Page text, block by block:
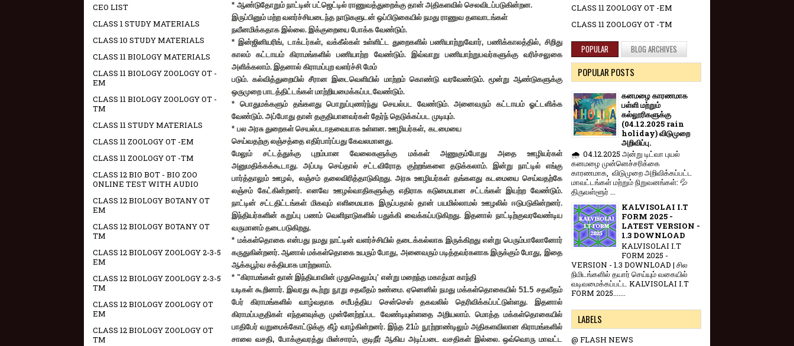
* ஆண்டுதோறும் நாட்டின் பட்ஜெட்டில் ராணுவத்துறைக்கு தான் அதிகளவில் செலவிடப்படுகின்றன.
இருப்பினும் மற்ற வளர்ச்சியடைந்த நாடுகளுடன் ஒப்பிடுகையில் நமது ராணுவ தளவாடங்கள்
நவீனமிக்கதாக இல்லை. இக்குறையை போக்க வேண்டும்.
*இன்ஜினியரிங்,டாக்டர்கள்,வக்கீல்கள் உள்ளிட்ட துறைகளில் பணியாற்றுவோர், பணிக்காலத்தில், சிறிது
காலம் கட்டாயம் கிராமங்களில் பணியாற்ற வேண்டும். இவ்வாறு பணியாற்றுபவர்களுக்கு வரிச்சலுகை
அளிக்கலாம். இதனால் கிராமப்புற வளர்ச்சி மேம்
படும். கல்வித்துறையில் சீரான இடைவெளியில் மாற்றம் கொண்டு வரவேண்டும். மூன்று ஆண்டுகளுக்கு
ஒருமுறை பாடத்திட்டங்கள் மாற்றியமைக்கப்படவேண்டும்.
*பொதுமக்களும் தங்களது பொறுப்புணர்ந்து செயல்பட வேண்டும். அனைவரும் கட்டாயம் ஓட்டளிக்க
வேண்டும். அப்போது தான் தகுதியானவர்கள் தேர்ந் தெடுக்கப்பட முடியும்.
* பல அரசு துறைகள் செயல்படாதவையாக உள்ளன. ஊழியர்கள், கடமையை
செய்வதற்கு லஞ்சத்தை எதிர்பார்ப்பது கேவலமானது.
மேலும் சட்டத்துக்கு புறம்பான வேலைகளுக்கு மக்கள் அணுகும்போது அதை ஊழியர்கள்
அனுமதிக்கக்கூடாது. அப்படி செய்தால் சட்டவிரோத குற்றங்களை தடுக்கலாம். இன்று நாட்டில் எங்கு
பார்த்தாலும் ஊழல், லஞ்சம் தலைவிரித்தாடுகிறது. அரசு ஊழியர்கள் தங்களது கடமையை செய்வதற்கே
லஞ்சம் கேட்கின்றனர். எனவே ஊழல்வாதிகளுக்கு எதிராக கடுமையான சட்டங்கள் இயற்ற வேண்டும்.
நாட்டின் சட்டதிட்டங்கள் மிகவும் எளிமையாக இருப்பதால் தான் பயமில்லாமல் ஊழலில் ஈடுபடுகின்றனர்.
இந்தியர்களின் கறுப்பு பணம் வெளிநாடுகளில் பதுக்கி வைக்கப்படுகிறது. இதனால் நாட்டிற்குவரவேண்டிய
வருமானம் தடைபடுகிறது.
* மக்கள்தொகை என்பது நமது நாட்டின் வளர்ச்சியில் தடைக்கல்லாக இருக்கிறது என்று பெரும்பாலோனோர்
கருதுகின்றனர். ஆனால் மக்கள்தொகை உயரும் போது, அனைவரும் படித்தவர்களாக இருக்கும் போது, இதை
ஆக்கபூர்வ சக்தியாக மாற்றலாம்.
* "கிராமங்கள் தான் இந்தியாவின் முதுகெலும்பு' என்று மறைந்த மகாத்மா காந்தி
யடிகள் கூறினார். இவரது கூற்று நூறு சதவீதம் உண்மை. ஏனெனில் நமது மக்கள்தொகையில் 51.5 சதவீதம்
பேர் கிராமங்களில் வாழ்வதாக சமீபத்திய சென்செஸ் தகவலில் தெரிவிக்கப்பட்டுள்ளது. இதனால்
கிராமப்பகுதிகள் எந்தளவுக்கு முன்னேற்றப்பட வேண்டியுள்ளதை அறியலாம். மொத்த மக்கள்தொகையில்
பாதிபேர் வறுமைக்கோட்டுக்கு கீழ் வாழ்கின்றனர். இந்த21ம் நூற்றாண்டிலும் அதிகளவிலான கிராமங்களில்
சாலை வசதி,போக்குவரத்து மின்சாரம்,குடிநீர் ஆகிய அடிப்படை வசதிகள் இல்லை. ஒவ்வொரு மாவட்ட
CEO LIST
CLASS 1 STUDY MATERIALS
CLASS 10 STUDY MATERIALS
CLASS 11 BIOLOGY MATERIALS
CLASS 11 BIOLOGY ZOOLOGY OT -
EM
CLASS 11 BIOLOGY ZOOLOGY OT -
TM
CLASS 11 STUDY MATERIALS
CLASS 11 ZOOLOGY OT -EM
CLASS 11 ZOOLOGY OT -TM
CLASS 12 BIO BOT - BIO ZOO
ONLINE TEST WITH AUDIO
CLASS 12 BIOLOGY BOTANY OT
EM
CLASS 12 BIOLOGY BOTANY OT
TM
CLASS 12 BIOLOGY ZOOLOGY 2-3-5
EM
CLASS 12 BIOLOGY ZOOLOGY 2-3-5
TM
CLASS 12 BIOLOGY ZOOLOGY OT
EM
CLASS 12 BIOLOGY ZOOLOGY OT
TM
CLASS 11 ZOOLOGY OT -EM
CLASS 11 ZOOLOGY OT -TM
POPULAR BLOG ARCHIVES
POPULAR POSTS
கனமழை காரணமாக
பள்ளி மற்றும்
கல்லூரிகளுக்கு
(04.12.2025 rain
holiday) விடுமுறை
அறிவிப்பு.
🌧️ 04.12.2025 அன்று டிட்வா புயல்
கனமழை முன்னெச்சரிக்கை
காரணமாக, விடுமுறை அறிவிக்கப்பட்ட
மாவட்டங்கள் மற்றும் நிறுவனங்கள்: 💦
திருவள்ளூர் ...
KALVISOLAI I.T
FORM 2025 -
LATEST VERSION -
1.3 DOWNLOAD
KALVISOLAI I.T
FORM 2025 -
VERSION - 1.3 DOWNLOAD | சில
நிமிடங்களில் தயார் செய்யும் வகையில்
வடிவமைக்கப்பட்ட KALVISOLAI I.T
FORM 2025.......
LABELS
@ FLASH NEWS